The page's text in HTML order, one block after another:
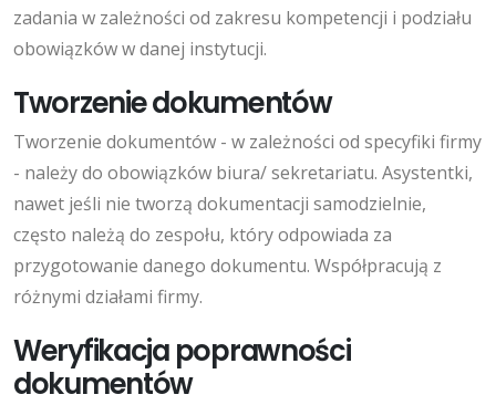
zadania w zależności od zakresu kompetencji i podziału
obowiązków w danej instytucji.
Tworzenie dokumentów
Tworzenie dokumentów - w zależności od specyfiki firmy
- należy do obowiązków biura/ sekretariatu. Asystentki,
nawet jeśli nie tworzą dokumentacji samodzielnie,
często należą do zespołu, który odpowiada za
przygotowanie danego dokumentu. Współpracują z
różnymi działami firmy.
Weryfikacja poprawności
dokumentów